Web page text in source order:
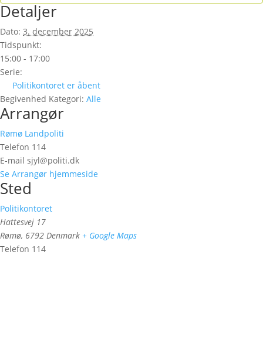
Detaljer
Dato: 3. december 2025
Tidspunkt:
15:00 - 17:00
Serie:
Politikontoret er åbent
Begivenhed Kategori: Alle
Arrangør
Rømø Landpoliti
Telefon 114
E-mail sjyl@politi.dk
Se Arrangør hjemmeside
Sted
Politikontoret
Hattesvej 17
Rømø, 6792 Denmark + Google Maps
Telefon 114